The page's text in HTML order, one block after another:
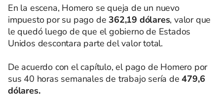
En la escena, Homero se queja de un nuevo
impuesto por su pago de362,19 dólares, valor que
le quedó luego de que el gobierno de Estados
Unidos descontara parte del valor total.
De acuerdo con el capítulo, el pago de Homero por
sus 40 horas semanales de trabajo sería de 479,6
dólares.